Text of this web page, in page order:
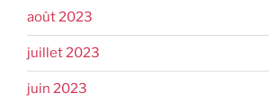
août 2023
juillet 2023
juin 2023